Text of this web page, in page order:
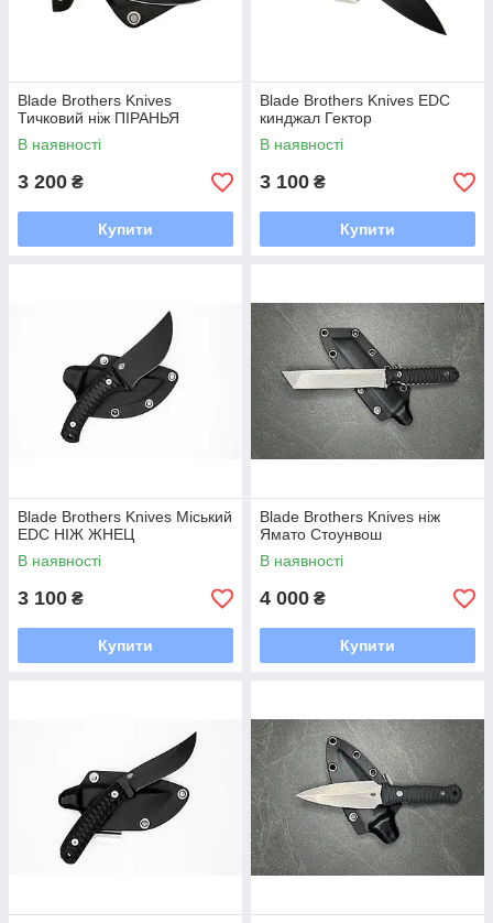
Blade Brothers Knives
Тичковий ніж ПІРАНЬЯ
В наявності
3 200 ₴
Купити
Blade Brothers Knives EDC
кинджал Гектор
В наявності
3 100 ₴
Купити
Blade Brothers Knives Міський
EDC НІЖ ЖНЕЦ
В наявності
3 100 ₴
Купити
Blade Brothers Knives ніж
Ямато Стоунвош
В наявності
4 000 ₴
Купити